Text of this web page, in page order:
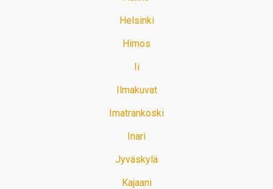
Helsinki
Himos
Ii
Ilmakuvat
Imatrankoski
Inari
Jyväskylä
Kajaani